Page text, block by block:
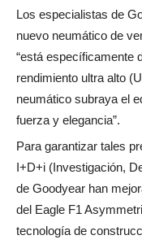
Los especialistas de
nuevo neumático de
“está específicamente
rendimiento ultra alto
neumático subraya el
fuerza y elegancia”.
Para garantizar tales
I+D+i (Investigación,
de Goodyear han
del Eagle F1
tecnología de